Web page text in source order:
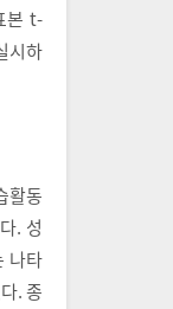
본 t-
시하
활동
. 성
나타
. 종